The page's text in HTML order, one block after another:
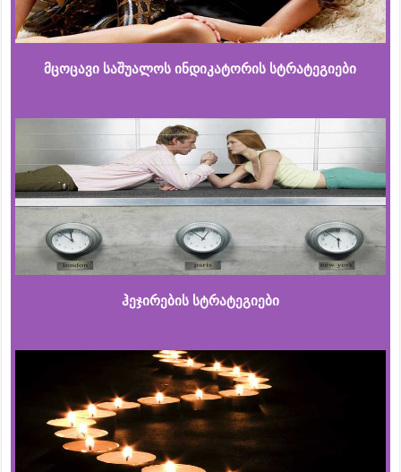
მცოცავი საშუალოს ინდიკატორის სტრატეგიები
ჰეჯირების სტრატეგიები